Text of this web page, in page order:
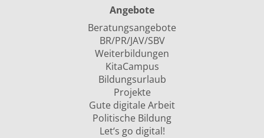
Angebote
Beratungsangebote
BR/PR/JAV/SBV
Weiterbildungen
KitaCampus
Bildungsurlaub
Projekte
Gute digitale Arbeit
Politische Bildung
Let‘s go digital!